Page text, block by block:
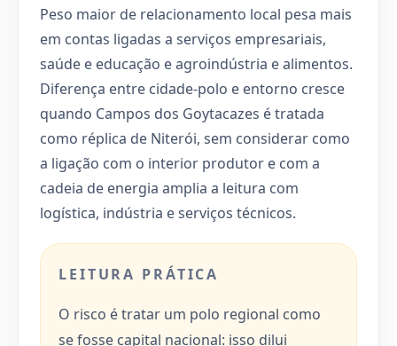
Peso maior de relacionamento local pesa mais
em contas ligadas a serviços empresariais,
saúde e educação e agroindústria e alimentos.
Diferença entre cidade-polo e entorno cresce
quando Campos dos Goytacazes é tratada
como réplica de Niterói, sem considerar como
a ligação com o interior produtor e com a
cadeia de energia amplia a leitura com
logística, indústria e serviços técnicos.
LEITURA PRÁTICA
O risco é tratar um polo regional como
se fosse capital nacional: isso dilui